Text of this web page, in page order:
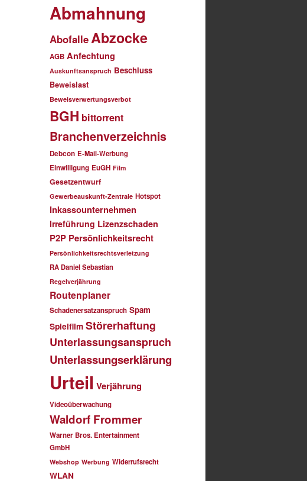
Abmahnung
AbofalleAbzocke
AGB Anfechtung
Auskunftsanspruch Beschluss
Beweislast
Beweisverwertungsverbot
BGH bittorrent
Branchenverzeichnis
Debcon E-Mail-Werbung
Einwilligung EuGH Film
Gesetzentwurf
Gewerbeauskunft-Zentrale Hotspot
Inkassounternehmen
Irreführung Lizenzschaden
P2P Persönlichkeitsrecht
Persönlichkeitsrechtsverletzung
RA Daniel Sebastian
Regelverjährung
Routenplaner
Schadenersatzanspruch Spam
Spielfilm Störerhaftung
Unterlassungsanspruch
Unterlassungserklärung
Urteil Verjährung
Videoüberwachung
Waldorf Frommer
Warner Bros. Entertainment
GmbH
Webshop Werbung Widerrufsrecht
WLAN